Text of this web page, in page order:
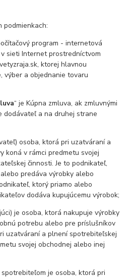
program - internetová
sieti Internet prostredníctvom
ktorej hlavnou
výber a objednanie tovaru
“ je Kúpna zmluva, ak zmluvnými
dodávateľ a na druhej strane
osoba, ktorá pri uzatváraní a
koná v rámci predmetu svojej
činnosti. Je to podnikateľ,
predáva výrobky alebo
ktorý priamo alebo
dodáva kupujúcemu výrobok;
je osoba, ktorá nakupuje výrobky
potrebu alebo pre príslušníkov
uzatváraní a plnení spotrebiteľskej
svojej obchodnej alebo inej
je osoba, ktorá pri